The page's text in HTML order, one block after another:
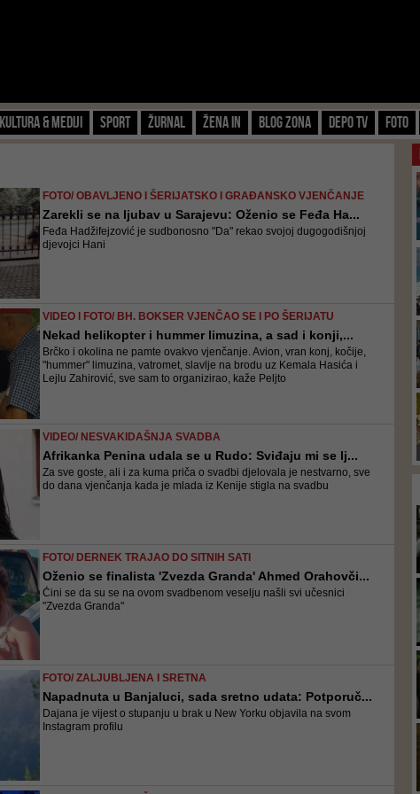
Kultura & Mediji Sport Žurnal Žena IN Blog zona Depo TV FOTO
FOTO/ OBAVLJENO I ŠERIJATSKO I GRAĐANSKO VJENČANJE
Zarekli se na ljubav u Sarajevu: Oženio se Feđa Ha...
Feđa Hadžifejzović je sudbonosno "Da" rekao svojoj dugogodišnjoj
djevojci Hani
VIDEO I FOTO/ BH. BOKSER VJENČAO SE I PO ŠERIJATU
Nekad helikopter i hummer limuzina, a sad i konji,...
Brčko i okolina ne pamte ovakvo vjenčanje. Avion, vran konj, kočije,
"hummer" limuzina, vatromet, slavlje na brodu uz Kemala Hasića i
Lejlu Zahirović, sve sam to organizirao, kaže Peljto
VIDEO/ NESVAKIDAŠNJA SVADBA
Afrikanka Penina udala se u Rudo: Sviđaju mi se lj...
Za sve goste, ali i za kuma priča o svadbi djelovala je nestvarno, sve
do dana vjenčanja kada je mlada iz Kenije stigla na svadbu
FOTO/ DERNEK TRAJAO DO SITNIH SATI
Oženio se finalista 'Zvezda Granda' Ahmed Orahovči...
Čini se da su se na ovom svadbenom veselju našli svi učesnici
"Zvezda Granda"
FOTO/ ZALJUBLJENA I SRETNA
Napadnuta u Banjaluci, sada sretno udata: Potporuč...
Dajana je vijest o stupanju u brak u New Yorku objavila na svom
Instagram profilu